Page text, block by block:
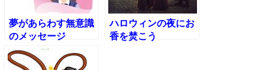
夢があらわす無意識
のメッセージ
ハロウィンの夜にお
香を焚こう